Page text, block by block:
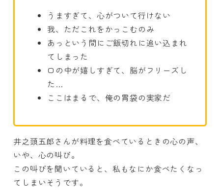
うますぎて、心がついて行けない
我、ただこれをかっこむのみ
あっという間にご飯切れに追い込まれ
てしまった
口の中が嬉しすぎて、脳がフリーズし
た…
ここはまるで、俺の胃袋の実家だ
井之頭五郎さんが料理を食べているときの心の声、
いや、心の叫び。
この叫びを聞いていると、私もなにか食べたくなっ
てしまいそうです。